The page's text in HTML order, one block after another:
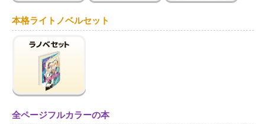
本格ライトノベルセット
全ページフルカラーの本